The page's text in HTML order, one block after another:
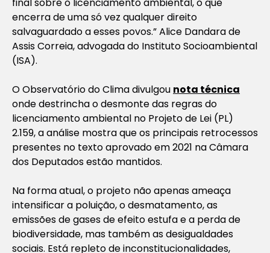
encerra de uma só vez qualquer direito
salvaguardado a esses povos.”Alice Dandara de
Assis Correia, advogada do Instituto Socioambiental
(ISA).
O Observatório do Clima divulgou nota técnica
onde destrincha o desmonte das regras do
licenciamento ambiental no Projeto de Lei (PL)
2.159, a análise mostra que os principais retrocessos
presentes no texto aprovado em 2021 na Câmara
dos Deputados estão mantidos.
Na forma atual, o projeto não apenas ameaça
intensificar a poluição, o desmatamento, as
emissões de gases de efeito estufa e a perda de
biodiversidade, mas também as desigualdades
sociais. Está repleto de inconstitucionalidades,